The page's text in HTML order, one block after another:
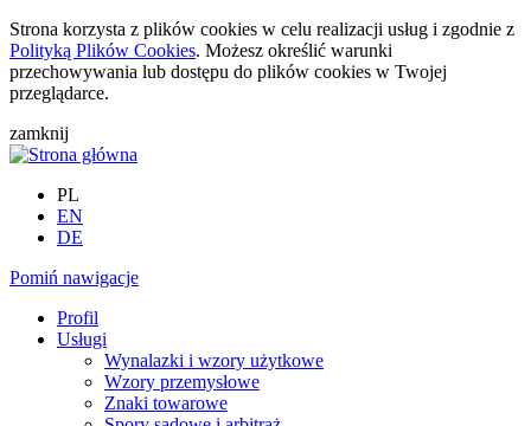
Strona korzysta z plików cookies w celu realizacji usług i zgodnie z
Polityką Plików Cookies. Możesz określić warunki
przechowywania lub dostępu do plików cookies w Twojej
przeglądarce.
zamknij
PL
EN
DE
Pomiń nawigacje
Profil
Usługi
Wynalazki i wzory użytkowe
Wzory przemysłowe
Znaki towarowe